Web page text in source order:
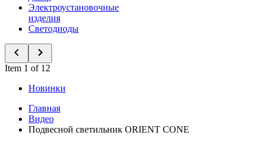
Электроустановочные
изделия
Светодиоды
Item 1 of 12
Новинки
Главная
Видео
Подвесной светильник ORIENT CONE